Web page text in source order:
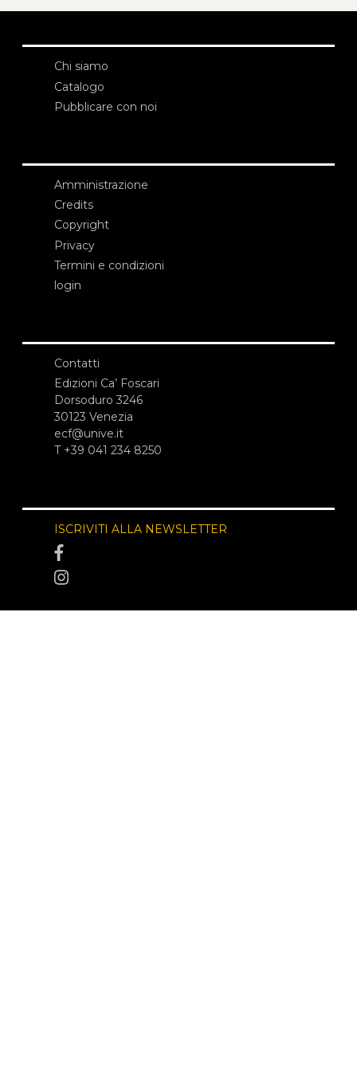
Chi siamo
Catalogo
Pubblicare con noi
Amministrazione
Credits
Copyright
Privacy
Termini e condizioni
login
Contatti
Edizioni Ca’ Foscari
Dorsoduro 3246
30123 Venezia
ecf@unive.it
T +39 041 234 8250
ISCRIVITI ALLA NEWSLETTER